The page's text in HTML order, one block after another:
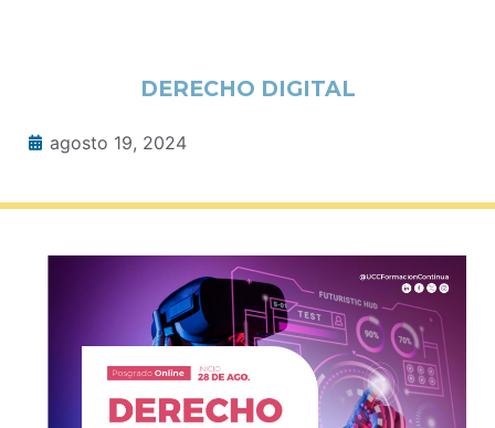
DERECHO DIGITAL
agosto 19, 2024